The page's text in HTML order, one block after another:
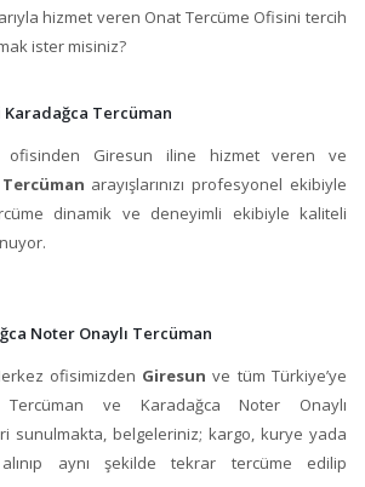
hizmet veren Onat Tercüme Ofisini tercih
ister misiniz?
Tercüman
ofisinden Giresun iline hizmet veren ve
arayışlarınızı profesyonel ekibiyle
dinamik ve deneyimli ekibiyle kaliteli
Noter Onaylı Tercüman
ofisimizden Giresun ve tüm Türkiye’ye
Tercüman ve Karadağca Noter Onaylı
sunulmakta, belgeleriniz; kargo, kurye yada
aynı şekilde tekrar tercüme edilip